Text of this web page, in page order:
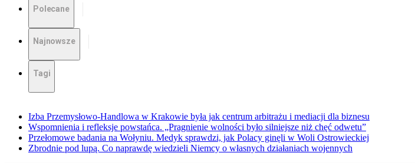
Polecane
Najnowsze
Tagi
Izba Przemysłowo-Handlowa w Krakowie była jak centrum arbitrażu i mediacji dla biznesu
Wspomnienia i refleksje powstańca. „Pragnienie wolności było silniejsze niż chęć odwetu”
Przełomowe badania na Wołyniu. Medyk sprawdzi, jak Polacy ginęli w Woli Ostrowieckiej
Zbrodnie pod lupą. Co naprawdę wiedzieli Niemcy o własnych działaniach wojennych